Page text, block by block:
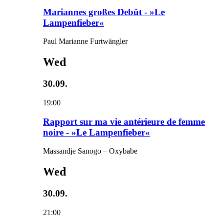
Mariannes großes Debüt - »Le
Lampenfieber«
Paul Marianne Furtwängler
Wed
30.09.
19:00
Rapport sur ma vie antérieure de femme
noire - »Le Lampenfieber«
Massandje Sanogo – Oxybabe
Wed
30.09.
21:00